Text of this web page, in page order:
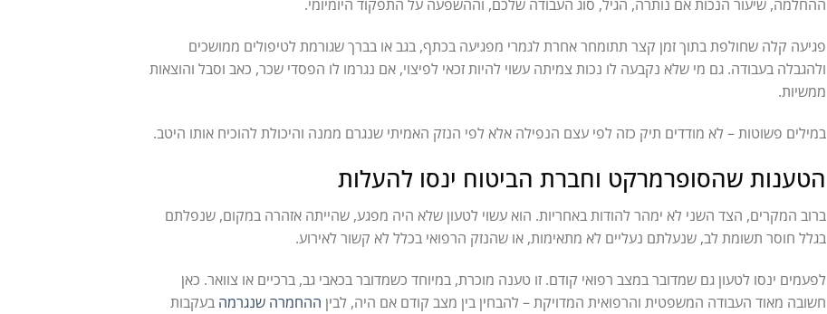
ההחלמה, שיעור הנכות אם נותרה, הגיל, סוג העבודה שלכם, וההשפעה על התפקוד היומיומי.
פגיעה קלה שחולפת בתוך זמן קצר תתומחר אחרת לגמרי מפגיעה בכתף, בגב או בברך שגורמת לטיפולים ממושכים
ולהגבלה בעבודה. גם מי שלא נקבעה לו נכות צמיתה עשוי להיות זכאי לפיצוי, אם נגרמו לו הפסדי שכר, כאב וסבל והוצאות
ממשיות.
במילים פשוטות – לא מודדים תיק כזה לפי עצם הנפילה אלא לפי הנזק האמיתי שנגרם ממנה והיכולת להוכיח אותו היטב.
הטענות שהסופרמרקט וחברת הביטוח ינסו להעלות
ברוב המקרים, הצד השני לא ימהר להודות באחריות. הוא עשוי לטעון שלא היה מפגע, שהייתה אזהרה במקום, שנפלתם
בגלל חוסר תשומת לב, שנעלתם נעליים לא מתאימות, או שהנזק הרפואי בכלל לא קשור לאירוע.
לפעמים ינסו לטעון גם שמדובר במצב רפואי קודם. זו טענה מוכרת, במיוחד כשמדובר בכאבי גב, ברכיים או צוואר. כאן
חשובה מאוד העבודה המשפטית והרפואית המדויקת – להבחין בין מצב קודם אם היה, לבין ההחמרה שנגרמה בעקבות